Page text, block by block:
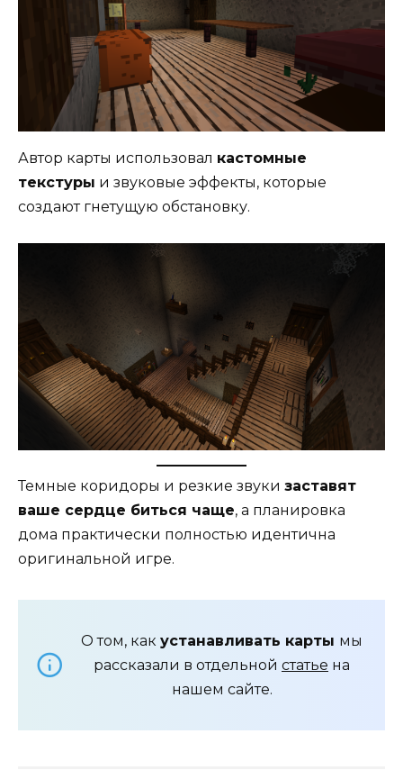
Автор карты использовал кастомные
текстуры и звуковые эффекты, которые
создают гнетущую обстановку.
Темные коридоры и резкие звуки заставят
ваше сердце биться чаще, а планировка
дома практически полностью идентична
оригинальной игре.
О том, как устанавливать карты мы
рассказали в отдельной статье на
нашем сайте.